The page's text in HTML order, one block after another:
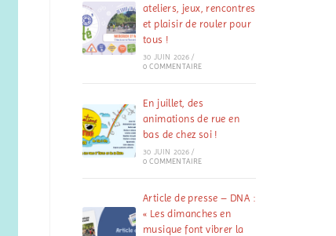
ateliers, jeux, rencontres
et plaisir de rouler pour
tous !
30 JUIN 2026 /
0 COMMENTAIRE
En juillet, des
animations de rue en
bas de chez soi !
30 JUIN 2026 /
0 COMMENTAIRE
Article de presse – DNA :
« Les dimanches en
musique font vibrer la